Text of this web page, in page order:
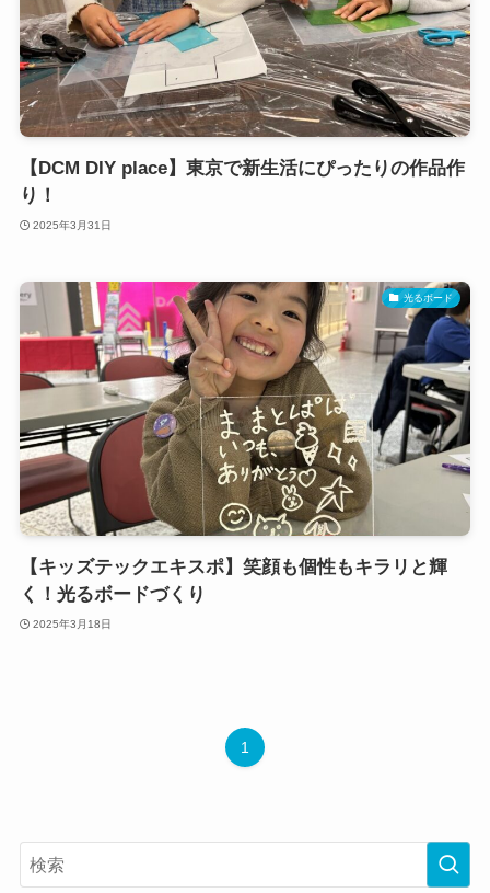
【DCM DIY place】東京で新生活にぴったりの作品作
り！
2025年3月31日
光るボード
【キッズテックエキスポ】笑顔も個性もキラリと輝
く！光るボードづくり
2025年3月18日
1